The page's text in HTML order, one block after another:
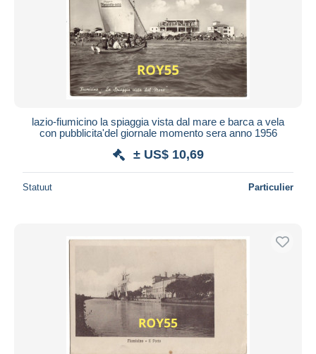
lazio-fiumicino la spiaggia vista dal mare e barca a vela
con pubblicita'del giornale momento sera anno 1956
± US$ 10,69
Statuut Particulier